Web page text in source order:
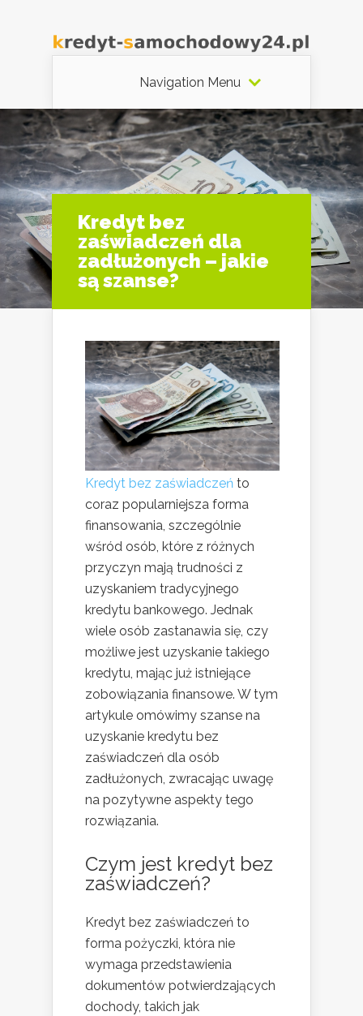
Navigation Menu
Kredyt bez
zaświadczeń dla
zadłużonych – jakie
są szanse?
Kredyt bez zaświadczeń to
coraz popularniejsza forma
finansowania, szczególnie
wśród osób, które z różnych
przyczyn mają trudności z
uzyskaniem tradycyjnego
kredytu bankowego. Jednak
wiele osób zastanawia się, czy
możliwe jest uzyskanie takiego
kredytu, mając już istniejące
zobowiązania finansowe. W tym
artykule omówimy szanse na
uzyskanie kredytu bez
zaświadczeń dla osób
zadłużonych, zwracając uwagę
na pozytywne aspekty tego
rozwiązania.
Czym jest kredyt bez
zaświadczeń?
Kredyt bez zaświadczeń to
forma pożyczki, która nie
wymaga przedstawienia
dokumentów potwierdzających
dochody, takich jak